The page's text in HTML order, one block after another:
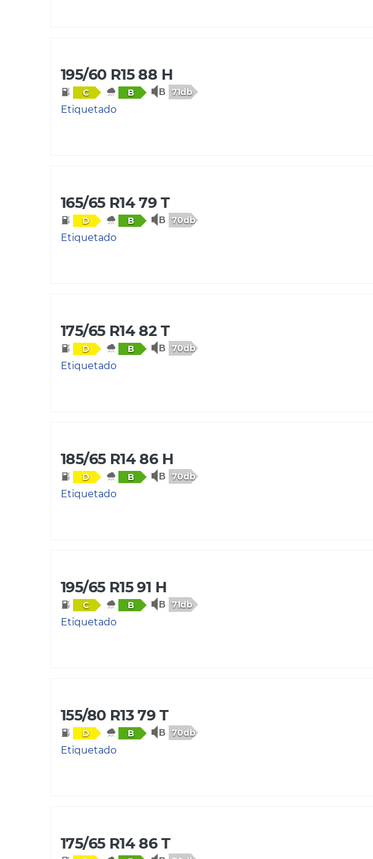
195/60 R15 88 H
C B 71db
Etiquetado
165/65 R14 79 T
D B 70db
Etiquetado
175/65 R14 82 T
D B 70db
Etiquetado
185/65 R14 86 H
D B 70db
Etiquetado
195/65 R15 91 H
C B 71db
Etiquetado
155/80 R13 79 T
D B 70db
Etiquetado
175/65 R14 86 T